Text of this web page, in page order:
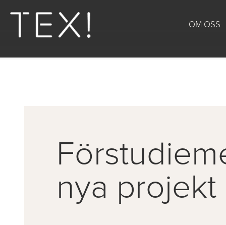
OM OSS
nya